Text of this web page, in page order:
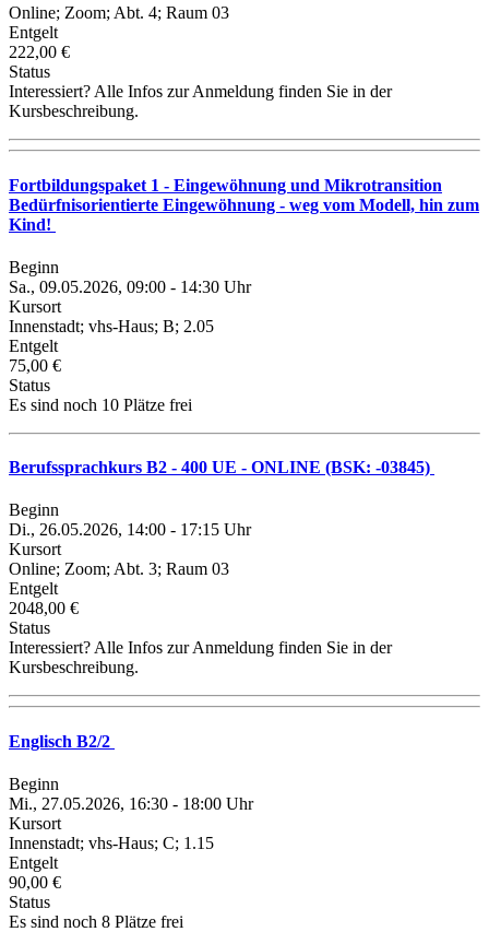
Online; Zoom; Abt. 4; Raum 03
Entgelt
222,00 €
Status
Interessiert? Alle Infos zur Anmeldung finden Sie in der
Kursbeschreibung.
Fortbildungspaket 1 - Eingewöhnung und Mikrotransition
Bedürfnisorientierte Eingewöhnung - weg vom Modell, hin zum
Kind!
Beginn
Sa., 09.05.2026, 09:00 - 14:30 Uhr
Kursort
Innenstadt; vhs-Haus; B; 2.05
Entgelt
75,00 €
Status
Es sind noch 10 Plätze frei
Berufssprachkurs B2 - 400 UE - ONLINE (BSK: -03845)
Beginn
Di., 26.05.2026, 14:00 - 17:15 Uhr
Kursort
Online; Zoom; Abt. 3; Raum 03
Entgelt
2048,00 €
Status
Interessiert? Alle Infos zur Anmeldung finden Sie in der
Kursbeschreibung.
Englisch B2/2
Beginn
Mi., 27.05.2026, 16:30 - 18:00 Uhr
Kursort
Innenstadt; vhs-Haus; C; 1.15
Entgelt
90,00 €
Status
Es sind noch 8 Plätze frei